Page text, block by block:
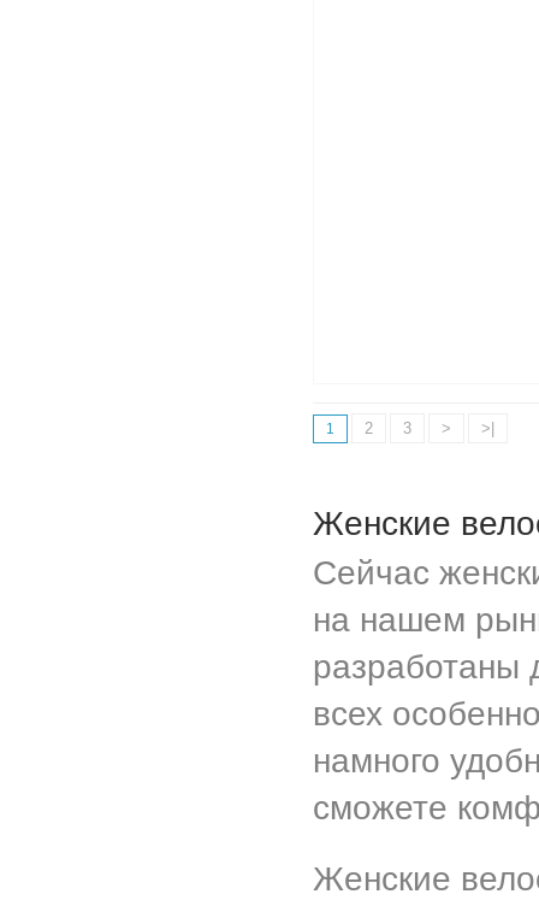
1 2 3 > >|
Женские
Сейчас
на нашем
разработаны
всех
намного
сможете
Женские